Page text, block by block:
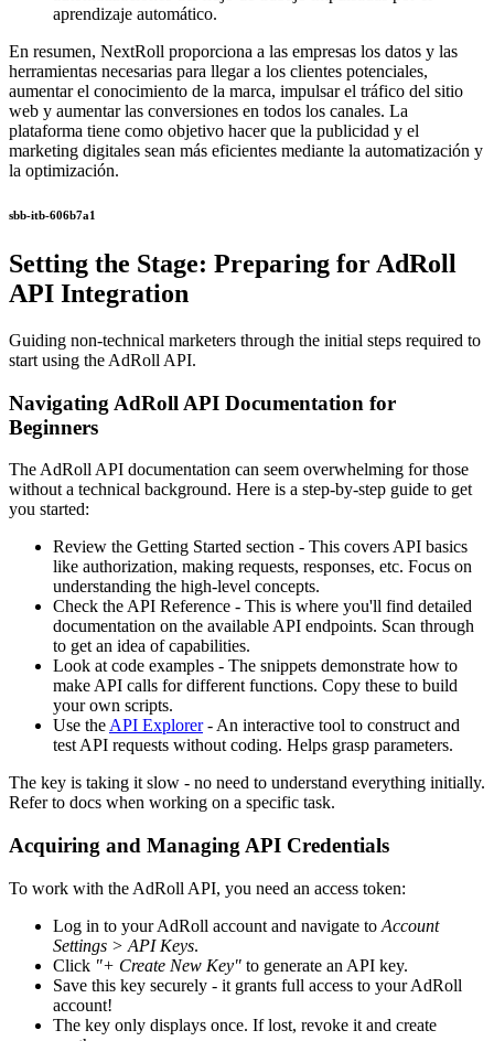
aprendizaje automático.
En resumen, NextRoll proporciona a las empresas los datos y las
herramientas necesarias para llegar a los clientes potenciales,
aumentar el conocimiento de la marca, impulsar el tráfico del sitio
web y aumentar las conversiones en todos los canales. La
plataforma tiene como objetivo hacer que la publicidad y el
marketing digitales sean más eficientes mediante la automatización y
la optimización.
sbb-itb-606b7a1
Setting the Stage: Preparing for AdRoll
API Integration
Guiding non-technical marketers through the initial steps required to
start using the AdRoll API.
Navigating AdRoll API Documentation for
Beginners
The AdRoll API documentation can seem overwhelming for those
without a technical background. Here is a step-by-step guide to get
you started:
Review the Getting Started section - This covers API basics
like authorization, making requests, responses, etc. Focus on
understanding the high-level concepts.
Check the API Reference - This is where you'll find detailed
documentation on the available API endpoints. Scan through
to get an idea of capabilities.
Look at code examples - The snippets demonstrate how to
make API calls for different functions. Copy these to build
your own scripts.
Use the API Explorer- An interactive tool to construct and
test API requests without coding. Helps grasp parameters.
The key is taking it slow - no need to understand everything initially.
Refer to docs when working on a specific task.
Acquiring and Managing API Credentials
To work with the AdRoll API, you need an access token:
Log in to your AdRoll account and navigate to Account
Settings > API Keys.
Click "+ Create New Key" to generate an API key.
Save this key securely - it grants full access to your AdRoll
account!
The key only displays once. If lost, revoke it and create